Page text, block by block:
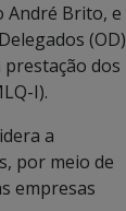
André Brito, e
(OD)
dos
I).
a
por meio de
empresas